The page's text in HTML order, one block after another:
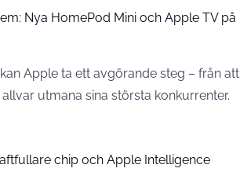
Nya HomePod Mini och Apple TV på
kan Apple ta ett avgörande steg – från att
utmana sina största konkurrenter.
chip och Apple Intelligence